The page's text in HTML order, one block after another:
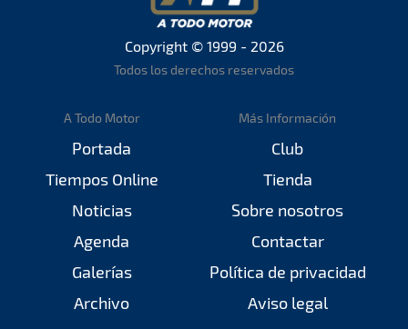
Copyright © 1999 - 2026
Todos los derechos reservados
A Todo Motor
Portada
Tiempos Online
Noticias
Agenda
Galerías
Archivo
Más Información
Club
Tienda
Sobre nosotros
Contactar
Política de privacidad
Aviso legal